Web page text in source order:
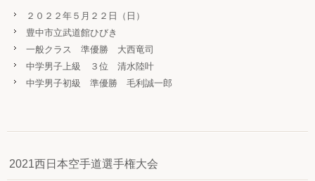
２０２２年５月２２日（日）
豊中市立武道館ひびき
一般クラス 準優勝 大西竜司
中学男子上級 ３位 清水陸叶
中学男子初級 準優勝 毛利誠一郎
2021西日本空手道選手権大会